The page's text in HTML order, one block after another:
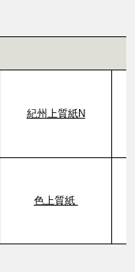
紀州上質紙N
色上質紙